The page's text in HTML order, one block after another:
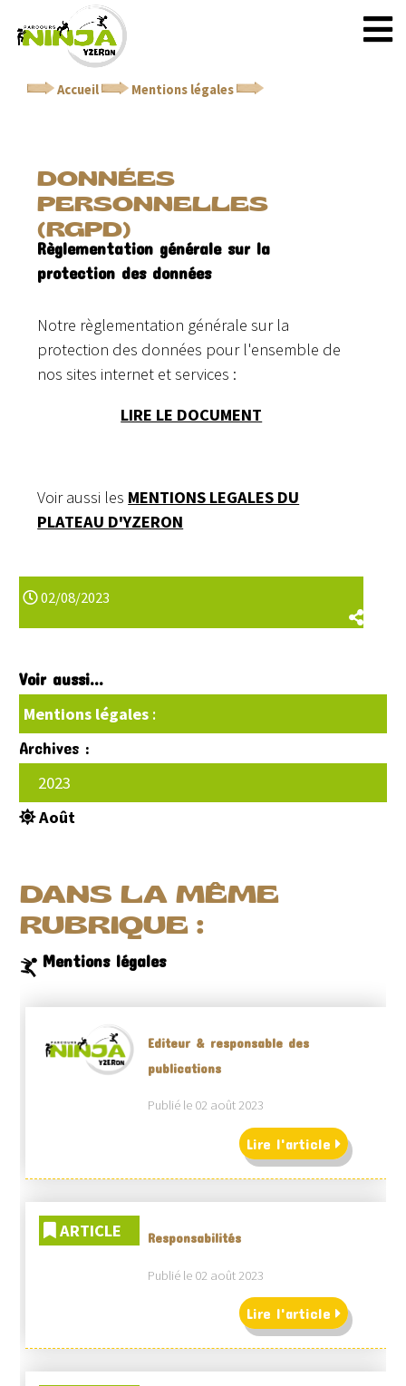
Accueil Mentions légales
DONNÉES
PERSONNELLES
(RGPD)
Règlementation générale sur la
protection des données
Notre règlementation générale sur la
protection des données pour l'ensemble de
nos sites internet et services :
LIRE LE DOCUMENT
Voir aussi les MENTIONS LEGALES DU
PLATEAU D'YZERON
02/08/2023
Voir aussi...
Mentions légales :
Archives :
2023
Août
DANS LA MÊME
RUBRIQUE :
Mentions légales
Editeur & responsable des
publications
Publié le 02 août 2023
Lire l'article
ARTICLE Responsabilités
Publié le 02 août 2023
Lire l'article